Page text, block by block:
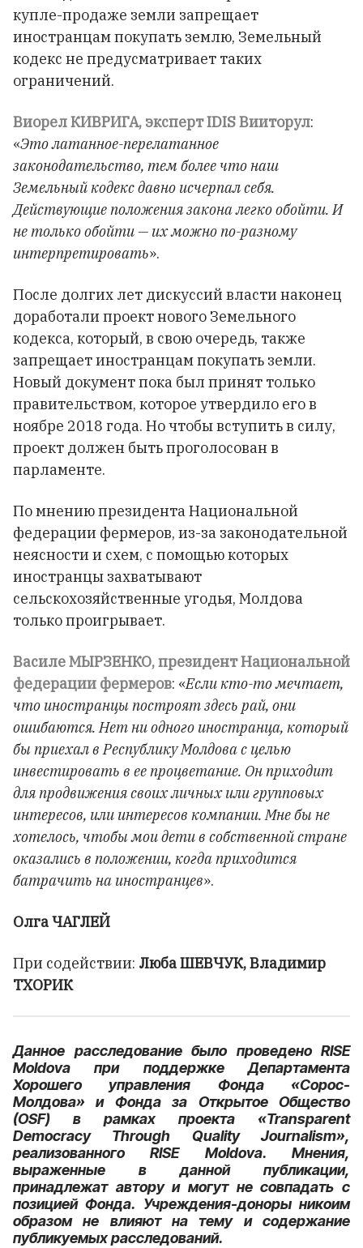
купле-продаже земли запрещает
иностранцам покупать землю, Земельный
кодекс не предусматривает таких
ограничений.
Виорел КИВРИГА, эксперт IDIS Вииторул:
«Это латанное-перелатанное
законодательство, тем более что наш
Земельный кодекс давно исчерпал себя.
Действующие положения закона легко обойти. И
не только обойти — их можно по-разному
интерпретировать».
После долгих лет дискуссий власти наконец
доработали проект нового Земельного
кодекса, который, в свою очередь, также
запрещает иностранцам покупать земли.
Новый документ пока был принят только
правительством, которое утвердило его в
ноябре 2018 года. Но чтобы вступить в силу,
проект должен быть проголосован в
парламенте.
По мнению президента Национальной
федерации фермеров, из-за законодательной
неясности и схем, с помощью которых
иностранцы захватывают
сельскохозяйственные угодья, Молдова
только проигрывает.
Василе МЫРЗЕНКО, президент Национальной
федерации фермеров: «Если кто-то мечтает,
что иностранцы построят здесь рай, они
ошибаются. Нет ни одного иностранца, который
бы приехал в Республику Молдова с целью
инвестировать в ее процветание. Он приходит
для продвижения своих личных или групповых
интересов, или интересов компании. Мне бы не
хотелось, чтобы мои дети в собственной стране
оказались в положении, когда приходится
батрачить на иностранцев».
Олга ЧАГЛЕЙ
При содействии: Люба ШЕВЧУК, Владимир
ТХОРИК
Данное расследование было проведено RISE
Moldova при поддержке Департамента
Хорошего управления Фонда «Сорос-
Молдова» и Фонда за Открытое Общество
(OSF) в рамках проекта «Transparent
Democracy Through Quality Journalism»,
реализованного RISE Moldova. Мнения,
выраженные в данной публикации,
принадлежат автору и могут не совпадать с
позицией Фонда. Учреждения-доноры никоим
образом не влияют на тему и содержание
публикуемых расследований.